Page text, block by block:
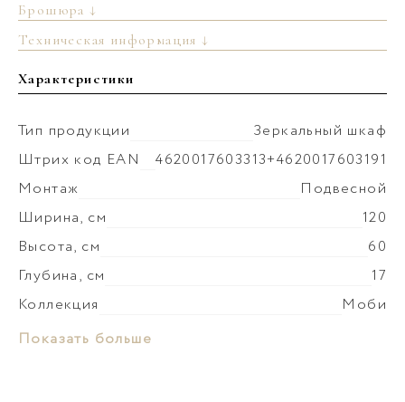
Брошюра ↓
Техническая информация ↓
Характеристики
Тип продукции
Зеркальный шкаф
Штрих код EAN
4620017603313+4620017603191
Монтаж
Подвесной
Ширина, см
120
Высота, см
60
Глубина, см
17
Коллекция
Моби
Материал корпуса
Покрытие фасада
Показать больше